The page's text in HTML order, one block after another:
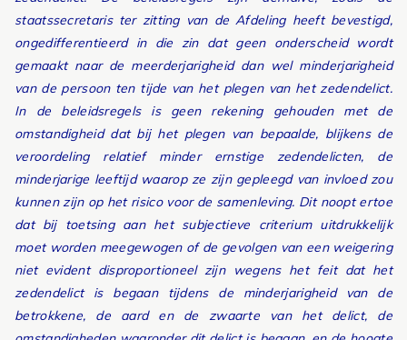
staatssecretaris ter zitting van de Afdeling heeft bevestigd,
ongedifferentieerd in die zin dat geen onderscheid wordt
gemaakt naar de meerderjarigheid dan wel minderjarigheid
van de persoon ten tijde van het plegen van het zedendelict.
In de beleidsregels is geen rekening gehouden met de
omstandigheid dat bij het plegen van bepaalde, blijkens de
veroordeling relatief minder ernstige zedendelicten, de
minderjarige leeftijd waarop ze zijn gepleegd van invloed zou
kunnen zijn op het risico voor de samenleving. Dit noopt ertoe
dat bij toetsing aan het subjectieve criterium uitdrukkelijk
moet worden meegewogen of de gevolgen van een weigering
niet evident disproportioneel zijn wegens het feit dat het
zedendelict is begaan tijdens de minderjarigheid van de
betrokkene, de aard en de zwaarte van het delict, de